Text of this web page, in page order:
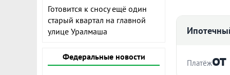
Готовится к сносу ещё один
старый квартал на главной
улице Уралмаша
Федеральные новости
Платёж